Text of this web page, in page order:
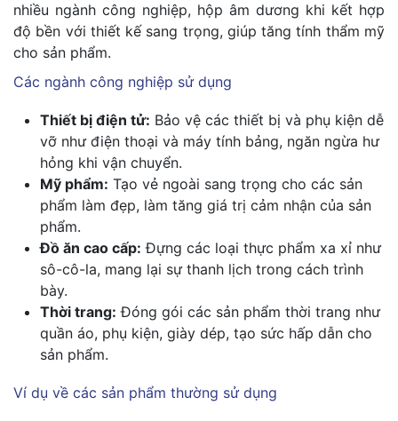
nhiều ngành công nghiệp, hộp âm dương khi kết hợp
độ bền với thiết kế sang trọng, giúp tăng tính thẩm mỹ
cho sản phẩm.
Các ngành công nghiệp sử dụng
Thiết bị điện tử: Bảo vệ các thiết bị và phụ kiện dễ
vỡ như điện thoại và máy tính bảng, ngăn ngừa hư
hỏng khi vận chuyển.
Mỹ phẩm: Tạo vẻ ngoài sang trọng cho các sản
phẩm làm đẹp, làm tăng giá trị cảm nhận của sản
phẩm.
Đồ ăn cao cấp: Đựng các loại thực phẩm xa xỉ như
sô-cô-la, mang lại sự thanh lịch trong cách trình
bày.
Thời trang: Đóng gói các sản phẩm thời trang như
quần áo, phụ kiện, giày dép, tạo sức hấp dẫn cho
sản phẩm.
Ví dụ về các sản phẩm thường sử dụng